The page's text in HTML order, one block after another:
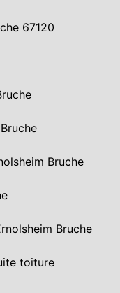
67120
Bruche
Bruche
toiture